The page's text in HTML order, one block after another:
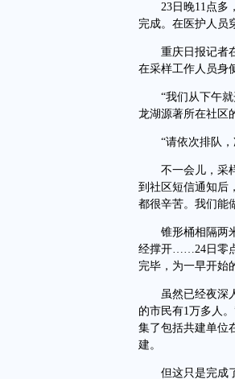
23日晚11点多，
完成。在医护人员
重庆日报记者在
在采样工作人员身
“我们从下午就开
龙湖源著所在社区
“请依次排队，准
不一会儿，采样
到社区短信通知后
都很辛苦。我们能
锥形桶相隔两米
经撑开……24日零
完毕，为一早开始
虽然已经夜深人
的市民有1万多人
集了包括共建单位
建。
但这只是完成了